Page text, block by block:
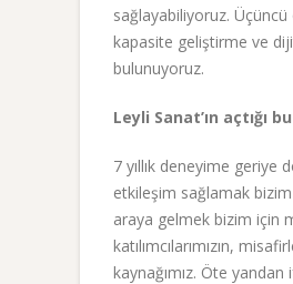
sağlayabiliyoruz.
kapasite geliştirme ve
bulunuyoruz.
Leyli Sanat’ın açtığı
7 yıllık deneyime geriye
etkileşim sağlamak
araya gelmek bizim için
katılımcılarımızın,
kaynağımız. Öte